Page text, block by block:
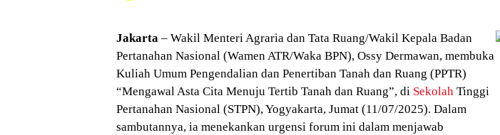
Jakarta – Wakil Menteri Agraria dan Tata Ruang/Wakil Kepala Badan
Pertanahan Nasional (Wamen ATR/Waka BPN), Ossy Dermawan, membuka
Kuliah Umum Pengendalian dan Penertiban Tanah dan Ruang (PPTR)
“Mengawal Asta Cita Menuju Tertib Tanah dan Ruang”, di Sekolah Tinggi
Pertanahan Nasional (STPN), Yogyakarta, Jumat (11/07/2025). Dalam
sambutannya, ia menekankan urgensi forum ini dalam menjawab